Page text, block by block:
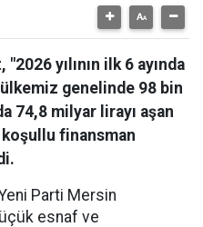
yılının ilk 6 ayında
genelinde 98 bin
74,8 milyar lirayı aşan
finansman
Parti Mersin
esnaf ve